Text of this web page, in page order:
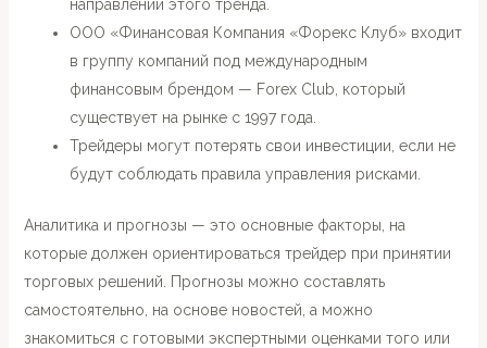
направлении этого тренда.
ООО «Финансовая Компания «Форекс Клуб» входит
в группу компаний под международным
финансовым брендом — Forex Club, который
существует на рынке с 1997 года.
Трейдеры могут потерять свои инвестиции, если не
будут соблюдать правила управления рисками.
Аналитика и прогнозы — это основные факторы, на
которые должен ориентироваться трейдер при принятии
торговых решений. Прогнозы можно составлять
самостоятельно, на основе новостей, а можно
знакомиться с готовыми экспертными оценками того или